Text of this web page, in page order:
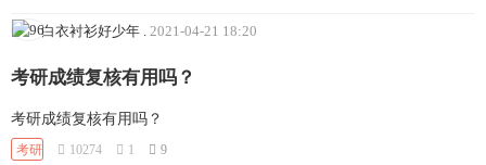
白衣衬衫好少年 2021-04-21 18:20
考研成绩复核有用吗？
考研成绩复核有用吗？
考研 10274 1 9